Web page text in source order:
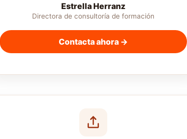
Estrella Herranz
Directora de consultoría de formación
Contacta ahora →